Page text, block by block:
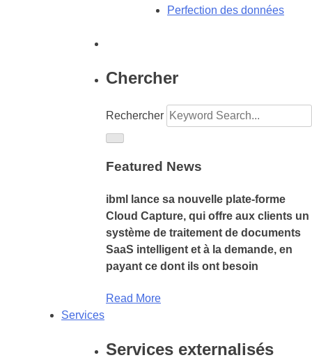
Perfection des données
Chercher
Rechercher
Featured News
ibml lance sa nouvelle plate-forme
Cloud Capture, qui offre aux clients un
système de traitement de documents
SaaS intelligent et à la demande, en
payant ce dont ils ont besoin
Read More
Services
Services externalisés